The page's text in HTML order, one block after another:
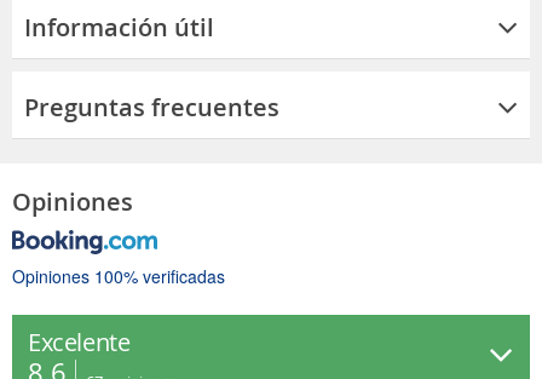
Información útil
Preguntas frecuentes
Opiniones
Opiniones 100% verificadas
Excelente